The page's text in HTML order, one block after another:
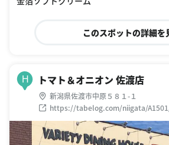
このスポットの詳細を
H トマト＆オニオン 佐渡店
新潟県佐渡市中原５８１-１
https://tabelog.com/niigata/